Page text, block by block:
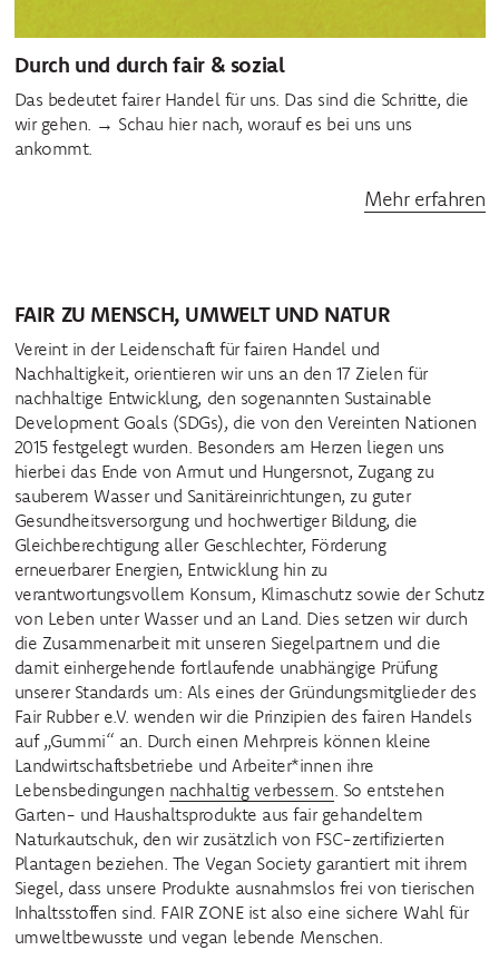
Durch und durch fair & sozial
Das bedeutet fairer Handel für uns. Das sind die Schritte, die
wir gehen. → Schau hier nach, worauf es bei uns uns
ankommt.
Mehr erfahren
FAIR ZU MENSCH, UMWELT UND NATUR
Vereint in der Leidenschaft für fairen Handel und
Nachhaltigkeit, orientieren wir uns an den 17 Zielen für
nachhaltige Entwicklung, den sogenannten Sustainable
Development Goals (SDGs), die von den Vereinten Nationen
2015 festgelegt wurden. Besonders am Herzen liegen uns
hierbei das Ende von Armut und Hungersnot, Zugang zu
sauberem Wasser und Sanitäreinrichtungen, zu guter
Gesundheitsversorgung und hochwertiger Bildung, die
Gleichberechtigung aller Geschlechter, Förderung
erneuerbarer Energien, Entwicklung hin zu
verantwortungsvollem Konsum, Klimaschutz sowie der Schutz
von Leben unter Wasser und an Land. Dies setzen wir durch
die Zusammenarbeit mit unseren Siegelpartnern und die
damit einhergehende fortlaufende unabhängige Prüfung
unserer Standards um: Als eines der Gründungsmitglieder des
Fair Rubber e.V. wenden wir die Prinzipien des fairen Handels
auf „Gummi“ an. Durch einen Mehrpreis können kleine
Landwirtschaftsbetriebe und Arbeiter*innen ihre
Lebensbedingungen nachhaltig verbessern . So entstehen
Garten- und Haushaltsprodukte aus fair gehandeltem
Naturkautschuk, den wir zusätzlich von FSC-zertifizierten
Plantagen beziehen. The Vegan Society garantiert mit ihrem
Siegel, dass unsere Produkte ausnahmslos frei von tierischen
Inhaltsstoffen sind. FAIR ZONE ist also eine sichere Wahl für
umweltbewusste und vegan lebende Menschen.